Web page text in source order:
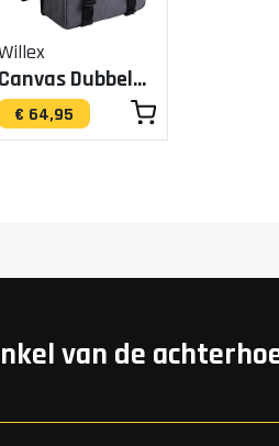
Canvas Dubbele Tas Grijs
€ 64,95
van de